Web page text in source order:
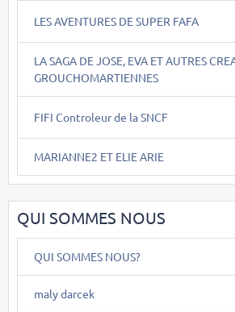
LES AVENTURES DE SUPER FAFA
LA SAGA DE JOSE, EVA ET AUTRES
GROUCHOMARTIENNES
FIFI Controleur de la SNCF
MARIANNE2 ET ELIE ARIE
QUI SOMMES NOUS
QUI SOMMES NOUS?
maly darcek